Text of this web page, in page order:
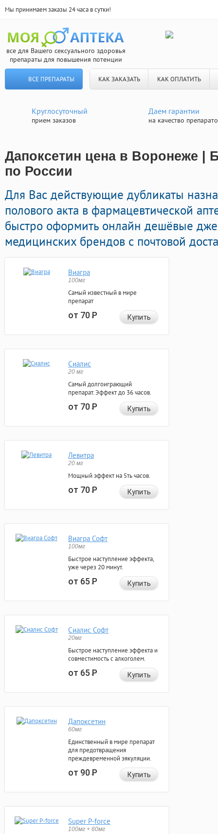
Мы принимаем заказы 24 часа в сутки!
все для Вашего сексуального здоровья
препараты для повышения потенции
ВСЕ ПРЕПАРАТЫ КАК ЗАКАЗАТЬ КАК ОПЛАТИТЬ
Круглосуточный
прием заказов
Даем гарантии
на качество
Дапоксетин цена в Воронеже |
по России
Для Вас действующие дубликаты
полового акта в фармацевтической
быстро оформить онлайн дешёвые
медицинских брендов с почтовой
Виагра
100мг
Самый известный в мире
препарат
от 70Р Купить
Сиалис
20 мг
Самый долгоиграющий
препарат. Эффект до 36 часов.
от 70Р Купить
Левитра
20 мг
Мощный эффект на 5ть часов.
от 70Р Купить
Виагра Софт
100мг
Быстрое наступление эффекта,
уже через 20 минут.
от 65Р Купить
Сиалис Софт
20мг
Быстрое наступление эффекта и
совместимость с алкоголем.
от 65Р Купить
Дапоксетин
60мг
Единственный в мире препарат
для предотвращения
преждевременной эякуляции.
от 90Р Купить
Super P-force
100мг + 60мг